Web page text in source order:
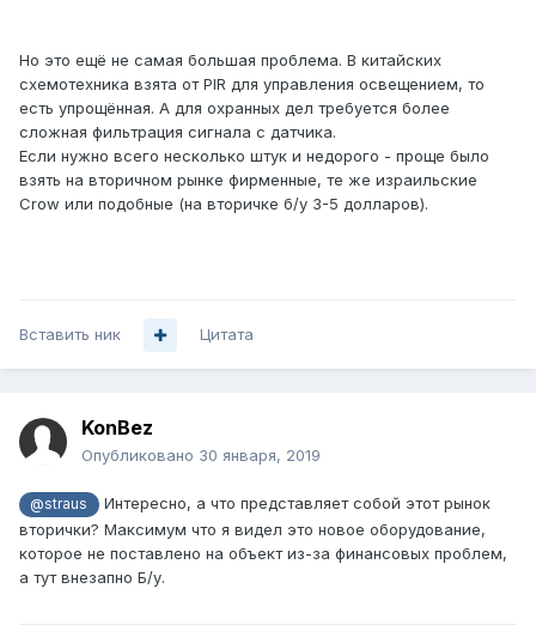
Но это ещё не самая большая проблема. В китайских
схемотехника взята от PIR для управления освещением, то
есть упрощённая. А для охранных дел требуется более
сложная фильтрация сигнала с датчика.
Если нужно всего несколько штук и недорого - проще было
взять на вторичном рынке фирменные, те же израильские
Crow или подобные (на вторичке б/у 3-5 долларов).
Вставить ник Цитата
KonBez
Опубликовано 30 января, 2019
@straus
Интересно, а что представляет собой этот рынок
вторички? Максимум что я видел это новое оборудование,
которое не поставлено на объект из-за финансовых проблем,
а тут внезапно Б/у.